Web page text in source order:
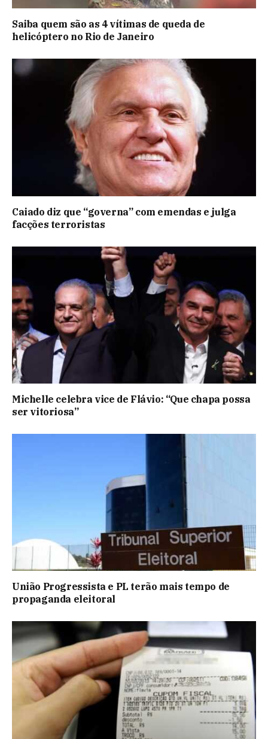
Saiba quem são as 4 vítimas de queda de
helicóptero no Rio de Janeiro
Caiado diz que “governa” com emendas e julga
facções terroristas
Michelle celebra vice de Flávio: “Que chapa possa
ser vitoriosa”
União Progressista e PL terão mais tempo de
propaganda eleitoral